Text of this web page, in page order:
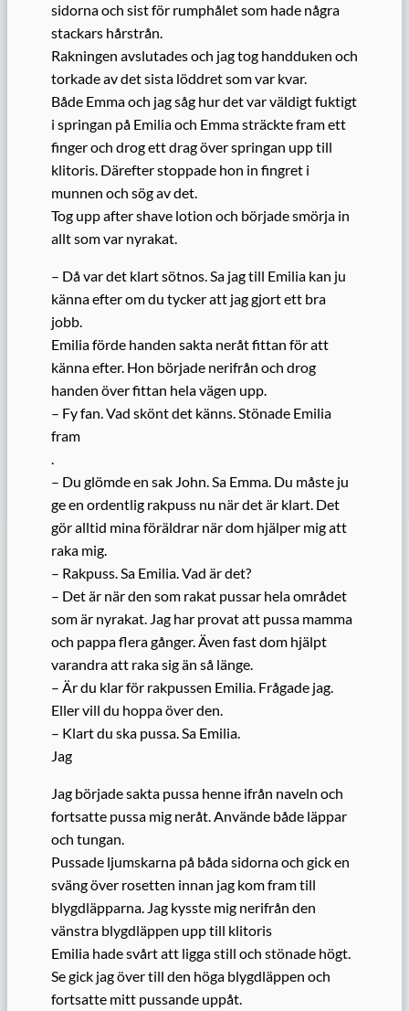
sidorna och sist för rumphålet som hade några
stackars hårstrån.
Rakningen avslutades och jag tog handduken och
torkade av det sista löddret som var kvar.
Både Emma och jag såg hur det var väldigt fuktigt
i springan på Emilia och Emma sträckte fram ett
finger och drog ett drag över springan upp till
klitoris. Därefter stoppade hon in fingret i
munnen och sög av det.
Tog upp after shave lotion och började smörja in
allt som var nyrakat.
– Då var det klart sötnos. Sa jag till Emilia kan ju
känna efter om du tycker att jag gjort ett bra
jobb.
Emilia förde handen sakta neråt fittan för att
känna efter. Hon började nerifrån och drog
handen över fittan hela vägen upp.
– Fy fan. Vad skönt det känns. Stönade Emilia
fram
.
– Du glömde en sak John. Sa Emma. Du måste ju
ge en ordentlig rakpuss nu när det är klart. Det
gör alltid mina föräldrar när dom hjälper mig att
raka mig.
– Rakpuss. Sa Emilia. Vad är det?
– Det är när den som rakat pussar hela området
som är nyrakat. Jag har provat att pussa mamma
och pappa flera gånger. Även fast dom hjälpt
varandra att raka sig än så länge.
– Är du klar för rakpussen Emilia. Frågade jag.
Eller vill du hoppa över den.
– Klart du ska pussa. Sa Emilia.
Jag
Jag började sakta pussa henne ifrån naveln och
fortsatte pussa mig neråt. Använde både läppar
och tungan.
Pussade ljumskarna på båda sidorna och gick en
sväng över rosetten innan jag kom fram till
blygdläpparna. Jag kysste mig nerifrån den
vänstra blygdläppen upp till klitoris
Emilia hade svårt att ligga still och stönade högt.
Se gick jag över till den höga blygdläppen och
fortsatte mitt pussande uppåt.